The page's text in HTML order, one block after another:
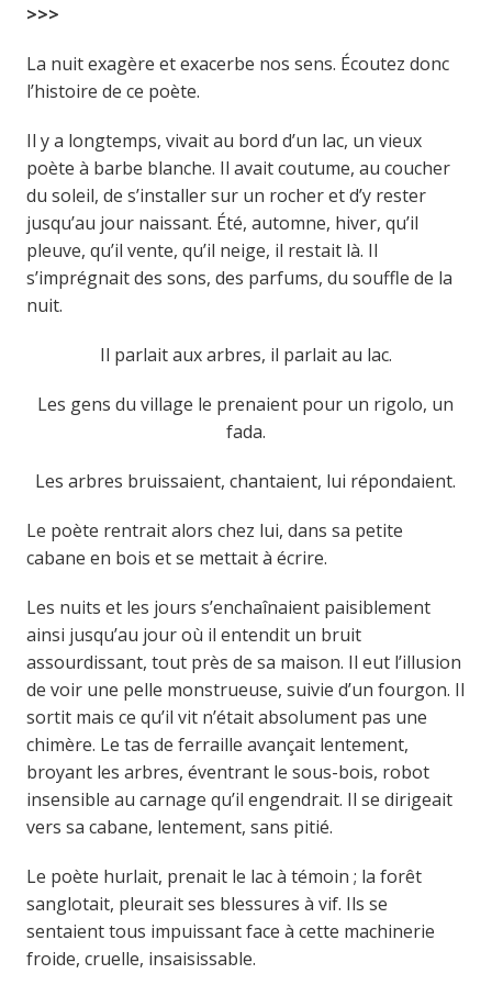
>>>
La nuit exagère et exacerbe nos sens. Écoutez donc
l’histoire de ce poète.
Il y a longtemps, vivait au bord d’un lac, un vieux
poète à barbe blanche. Il avait coutume, au coucher
du soleil, de s’installer sur un rocher et d’y rester
jusqu’au jour naissant. Été, automne, hiver, qu’il
pleuve, qu’il vente, qu’il neige, il restait là. Il
s’imprégnait des sons, des parfums, du souffle de la
nuit.
Il parlait aux arbres, il parlait au lac.
Les gens du village le prenaient pour un rigolo, un
fada.
Les arbres bruissaient, chantaient, lui répondaient.
Le poète rentrait alors chez lui, dans sa petite
cabane en bois et se mettait à écrire.
Les nuits et les jours s’enchaînaient paisiblement
ainsi jusqu’au jour où il entendit un bruit
assourdissant, tout près de sa maison. Il eut l’illusion
de voir une pelle monstrueuse, suivie d’un fourgon. Il
sortit mais ce qu’il vit n’était absolument pas une
chimère. Le tas de ferraille avançait lentement,
broyant les arbres, éventrant le sous-bois, robot
insensible au carnage qu’il engendrait. Il se dirigeait
vers sa cabane, lentement, sans pitié.
Le poète hurlait, prenait le lac à témoin ; la forêt
sanglotait, pleurait ses blessures à vif. Ils se
sentaient tous impuissant face à cette machinerie
froide, cruelle, insaisissable.